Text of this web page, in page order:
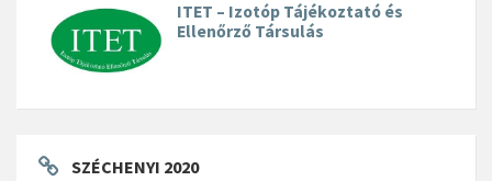
ITET – Izotóp Tájékoztató és
Ellenőrző Társulás
SZÉCHENYI 2020